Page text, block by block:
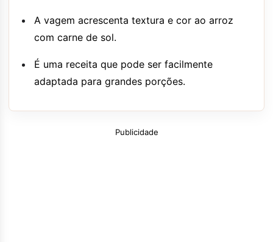
A vagem acrescenta textura e cor ao arroz
com carne de sol.
É uma receita que pode ser facilmente
adaptada para grandes porções.
Publicidade